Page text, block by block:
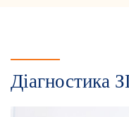
Діагностика